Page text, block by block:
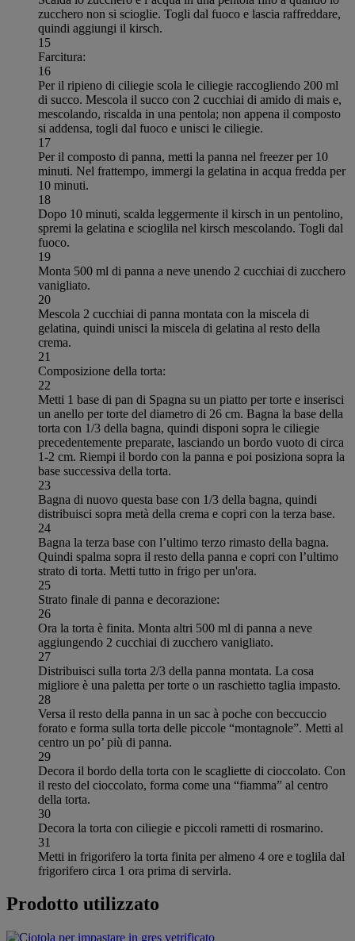
zucchero non si scioglie. Togli dal fuoco e lascia raffreddare,
quindi aggiungi il kirsch.
15
Farcitura:
16
Per il ripieno di ciliegie scola le ciliegie raccogliendo 200 ml
di succo. Mescola il succo con 2 cucchiai di amido di mais e,
mescolando, riscalda in una pentola; non appena il composto
si addensa, togli dal fuoco e unisci le ciliegie.
17
Per il composto di panna, metti la panna nel freezer per 10
minuti. Nel frattempo, immergi la gelatina in acqua fredda per
10 minuti.
18
Dopo 10 minuti, scalda leggermente il kirsch in un pentolino,
spremi la gelatina e scioglila nel kirsch mescolando. Togli dal
fuoco.
19
Monta 500 ml di panna a neve unendo 2 cucchiai di zucchero
vanigliato.
20
Mescola 2 cucchiai di panna montata con la miscela di
gelatina, quindi unisci la miscela di gelatina al resto della
crema.
21
Composizione della torta:
22
Metti 1 base di pan di Spagna su un piatto per torte e inserisci
un anello per torte del diametro di 26 cm. Bagna la base della
torta con 1/3 della bagna, quindi disponi sopra le ciliegie
precedentemente preparate, lasciando un bordo vuoto di circa
1-2 cm. Riempi il bordo con la panna e poi posiziona sopra la
base successiva della torta.
23
Bagna di nuovo questa base con 1/3 della bagna, quindi
distribuisci sopra metà della crema e copri con la terza base.
24
Bagna la terza base con l’ultimo terzo rimasto della bagna.
Quindi spalma sopra il resto della panna e copri con l’ultimo
strato di torta. Metti tutto in frigo per un'ora.
25
Strato finale di panna e decorazione:
26
Ora la torta è finita. Monta altri 500 ml di panna a neve
aggiungendo 2 cucchiai di zucchero vanigliato.
27
Distribuisci sulla torta 2/3 della panna montata. La cosa
migliore è una paletta per torte o un raschietto taglia impasto.
28
Versa il resto della panna in un sac à poche con beccuccio
forato e forma sulla torta delle piccole “montagnole”. Metti al
centro un po’ più di panna.
29
Decora il bordo della torta con le scagliette di cioccolato. Con
il resto del cioccolato, forma come una “fiamma” al centro
della torta.
30
Decora la torta con ciliegie e piccoli rametti di rosmarino.
31
Metti in frigorifero la torta finita per almeno 4 ore e toglila dal
frigorifero circa 1 ora prima di servirla.
Prodotto utilizzato